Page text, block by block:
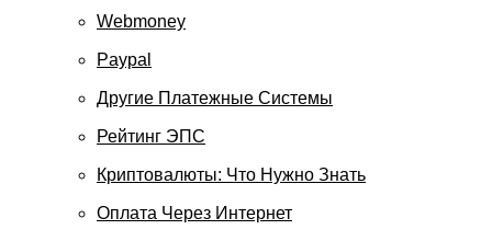
Webmoney
Paypal
Другие Платежные Системы
Рейтинг ЭПС
Криптовалюты: Что Нужно Знать
Оплата Через Интернет